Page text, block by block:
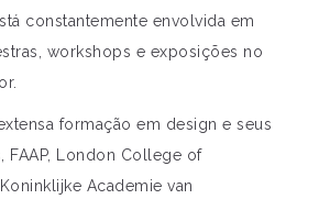
constantemente envolvida em
workshops e exposições no
formação em design e seus
FAAP, London College of
Academie van